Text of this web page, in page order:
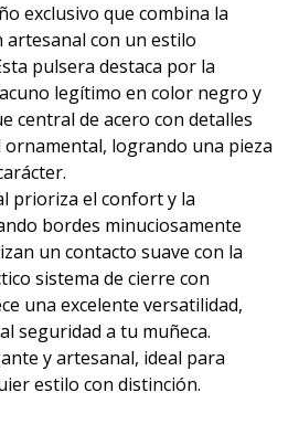
exclusivo que combina la
con un estilo
pulsera destaca por la
legítimo en color negro y
central de acero con detalles
logrando una pieza
prioriza el confort y la
bordes minuciosamente
un contacto suave con la
sistema de cierre con
una excelente versatilidad,
seguridad a tu muñeca.
y artesanal, ideal para
estilo con distinción.